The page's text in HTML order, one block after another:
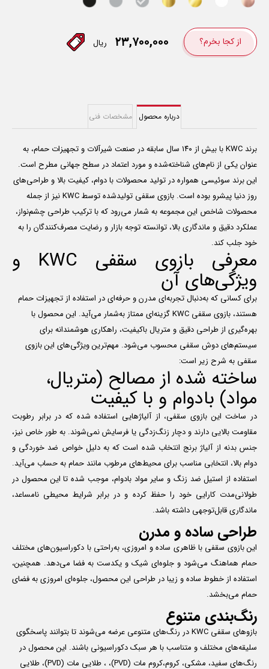
از کجا بخرم؟ ۲۳,۷۰۰,۰۰۰ ریال
درباره محصول مشخصات فنی
برند KWC با بیش از ۱۴۰ سال سابقه در صنعت شیرآلات و تجهیزات حمام، به
عنوان یکی از نام‌های شناخته‌شده و مورد اعتماد در سطح جهانی مطرح است.
این برند سوئیسی همواره در تولید محصولات با دوام، کیفیت بالا و طراحی‌های
روز دنیا پیشرو بوده است. بازوی سقفی تولیدشده توسط KWC نیز از جمله
محصولات شاخص این مجموعه به شمار می‌رود که با ترکیب طراحی چشم‌نواز،
عملکرد دقیق و ماندگاری بالا، توانسته توجه بازار و رضایت مصرف‌کنندگان را به
خود جلب کند.
معرفی بازوی سقفی KWC و
ویژگی‌های آن
برای کسانی که به‌دنبال تجربه‌ای مدرن و حرفه‌ای در استفاده از تجهیزات حمام
هستند، بازوی سقفی KWC گزینه‌ای ممتاز به‌شمار می‌آید. این محصول با
بهره‌گیری از طراحی دقیق و متریال باکیفیت، راهکاری هوشمندانه برای
سیستم‌های دوش سقفی محسوب می‌شود. مهم‌ترین ویژگی‌های این بازوی
سقفی به شرح زیر است:
ساخته شده از مصالح (متریال،
مواد) بادوام و با کیفیت
در ساخت این بازوی سقفی، از آلیاژهایی استفاده شده که در برابر رطوبت
مقاومت بالایی دارند و دچار زنگ‌زدگی یا فرسایش نمی‌شوند. به طور خاص نیز،
جنس بدنه از آلیاژ برنج انتخاب شده است که به دلیل خواص ضد خوردگی و
دوام بالا، انتخابی مناسب برای محیط‌های مرطوب مانند حمام به حساب می‌آید.
استفاده از استیل ضد زنگ و سایر مواد بادوام، موجب شده تا این محصول در
طولانی‌مدت کارایی خود را حفظ کرده و در برابر شرایط محیطی نامساعد،
ماندگاری قابل‌توجهی داشته باشد.
طراحی ساده و مدرن
این بازوی سقفی با ظاهری ساده و امروزی، به‌راحتی با دکوراسیون‌های مختلف
حمام هماهنگ می‌شود و جلوه‌ای شیک و یکدست به فضا می‌دهد. همچنین،
استفاده از خطوط ساده و زیبا در طراحی این محصول، جلوه‌ای امروزی به فضای
حمام می‌بخشد.
رنگ‌بندی متنوع
بازوهای سقفی KWC در رنگ‌های متنوعی عرضه می‌شوند تا بتوانند پاسخگوی
سلیقه‌های مختلف و متناسب با هر سبک دکوراسیونی باشند. این محصول در
رنگ‌های سفید، مشکی، کروم،کروم مات (PVD)، ، طلایی مات (PVD)، طلایی